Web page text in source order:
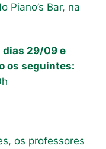
Piano’s Bar, na
dias 29/09 e
os seguintes:
os professores